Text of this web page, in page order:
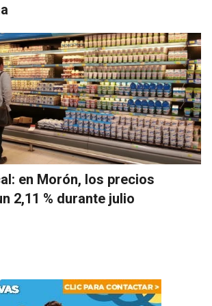
en Morón, los precios
2,11 % durante julio